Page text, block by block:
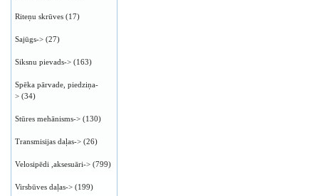
Riteņu skrūves (17)
Sajūgs-> (27)
Siksnu pievads-> (163)
Spēka pārvade, piedziņa-
> (34)
Stūres mehānisms-> (130)
Transmisijas daļas-> (26)
Velosipēdi ,aksesuāri-> (799)
Virsbūves daļas-> (199)